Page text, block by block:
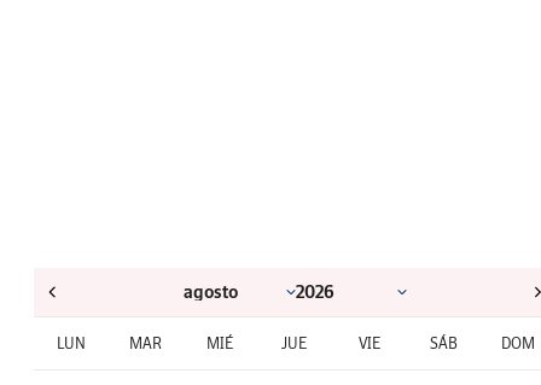
LUN MAR MIÉ JUE VIE SÁB DOM